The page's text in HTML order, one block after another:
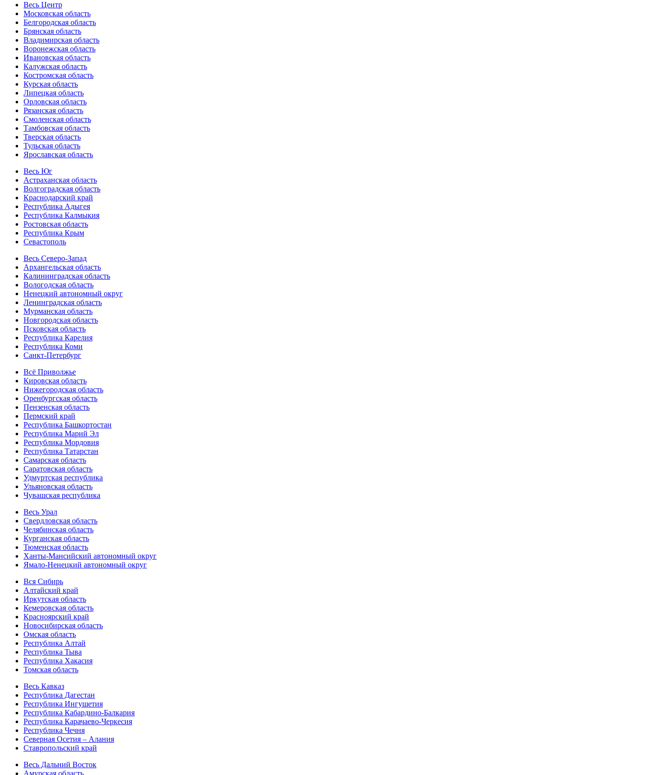
Весь Центр
Московская область
Белгородская область
Брянская область
Владимирская область
Воронежская область
Ивановская область
Калужская область
Костромская область
Курская область
Липецкая область
Орловская область
Рязанская область
Смоленская область
Тамбовская область
Тверская область
Тульская область
Ярославская область
Весь Юг
Астраханская область
Волгоградская область
Краснодарский край
Республика Адыгея
Республика Калмыкия
Ростовская область
Республика Крым
Севастополь
Весь Северо-Запад
Архангельская область
Калининградская область
Вологодская область
Ненецкий автономный округ
Ленинградская область
Мурманская область
Новгородская область
Псковская область
Республика Карелия
Республика Коми
Санкт-Петербург
Всё Приволжье
Кировская область
Нижегородская область
Оренбургская область
Пензенская область
Пермский край
Республика Башкортостан
Республика Марий Эл
Республика Мордовия
Республика Татарстан
Самарская область
Саратовская область
Удмуртская республика
Ульяновская область
Чувашская республика
Весь Урал
Свердловская область
Челябинская область
Курганская область
Тюменская область
Ханты-Мансийский автономный округ
Ямало-Ненецкий автономный округ
Вся Сибирь
Алтайский край
Иркутская область
Кемеровская область
Красноярский край
Новосибирская область
Омская область
Республика Алтай
Республика Тыва
Республика Хакасия
Томская область
Весь Кавказ
Республика Дагестан
Республика Ингушетия
Республика Кабардино-Балкария
Республика Карачаево-Черкесия
Республика Чечня
Северная Осетия – Алания
Ставропольский край
Весь Дальний Восток
Амурская область